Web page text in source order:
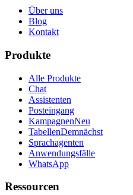
Über uns
Blog
Kontakt
Produkte
Alle Produkte
Chat
Assistenten
Posteingang
KampagnenNeu
TabellenDemnächst
Sprachagenten
Anwendungsfälle
WhatsApp
Ressourcen